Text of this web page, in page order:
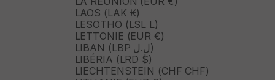
LAOS (LAK ₭)
LESOTHO (LSL L)
LETTONIE (EUR €)
LIBAN (LBP ل.ل)
LIBÉRIA (LRD $)
LIECHTENSTEIN (CHF CHF)